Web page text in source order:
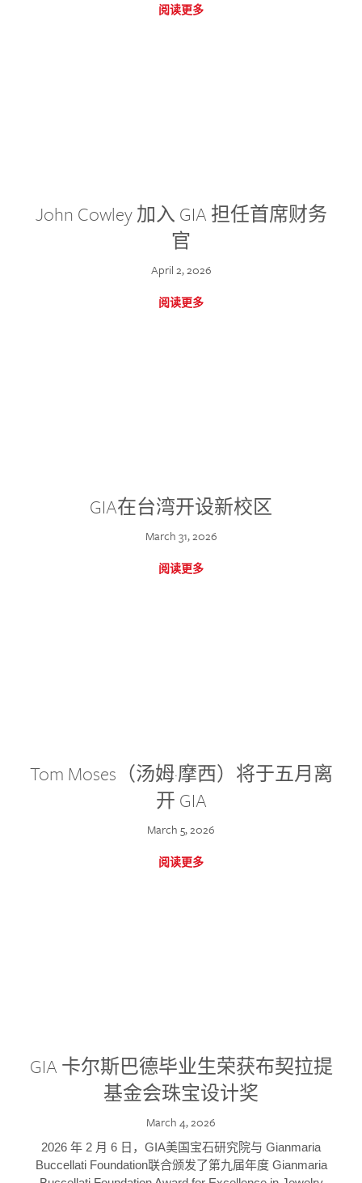
阅读更多
John Cowley 加入 GIA 担任首席财务
官
April 2, 2026
阅读更多
GIA在台湾开设新校区
March 31, 2026
阅读更多
Tom Moses（汤姆·摩西）将于五月离
开 GIA
March 5, 2026
阅读更多
GIA 卡尔斯巴德毕业生荣获布契拉提
基金会珠宝设计奖
March 4, 2026
2026 年 2 月 6 日，GIA美国宝石研究院与 Gianmaria
Buccellati Foundation联合颁发了第九届年度 Gianmaria